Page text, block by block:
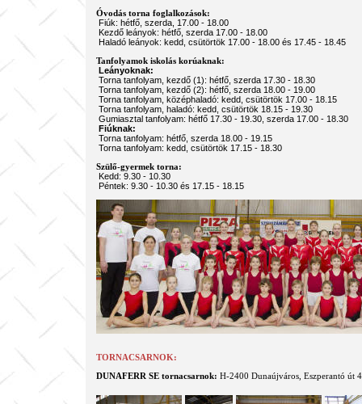
Óvodás torna foglalkozások:
Fiúk: hétfő, szerda, 17.00 - 18.00
Kezdő leányok: hétfő, szerda 17.00 - 18.00
Haladó leányok: kedd, csütörtök 17.00 - 18.00 és 17.45 - 18.45
Tanfolyamok iskolás korúaknak:
Leányoknak:
Torna tanfolyam, kezdő (1): hétfő, szerda 17.30 - 18.30
Torna tanfolyam, kezdő (2): hétfő, szerda 18.00 - 19.00
Torna tanfolyam, középhaladó: kedd, csütörtök 17.00 - 18.15
Torna tanfolyam, haladó: kedd, csütörtök 18.15 - 19.30
Gumiasztal tanfolyam: hétfő 17.30 - 19.30, szerda 17.00 - 18.30
Fiúknak:
Torna tanfolyam: hétfő, szerda 18.00 - 19.15
Torna tanfolyam: kedd, csütörtök 17.15 - 18.30
Szülő-gyermek torna:
Kedd: 9.30 - 10.30
Péntek: 9.30 - 10.30 és 17.15 - 18.15
TORNACSARNOK:
DUNAFERR SE tornacsarnok: H-2400 Dunaújváros, Eszperantó út